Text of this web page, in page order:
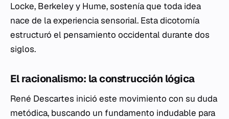
Locke, Berkeley y Hume, sostenía que toda idea
nace de la experiencia sensorial. Esta dicotomía
estructuró el pensamiento occidental durante dos
siglos.
El racionalismo: la construcción lógica
René Descartes inició este movimiento con su duda
metódica, buscando un fundamento indudable para